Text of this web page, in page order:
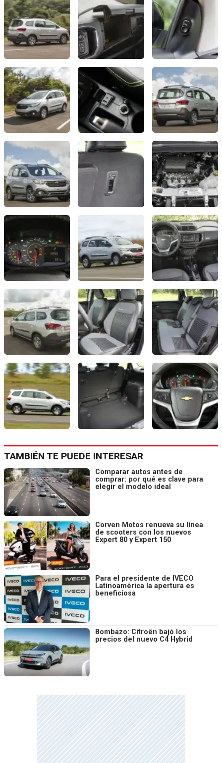
TAMBIÉN TE PUEDE INTERESAR
Comparar autos antes de
comprar: por qué es clave para
elegir el modelo ideal
Corven Motos renueva su línea
de scooters con los nuevos
Expert 80 y Expert 150
Para el presidente de IVECO
Latinoamérica la apertura es
beneficiosa
Bombazo: Citroën bajó los
precios del nuevo C4 Hybrid